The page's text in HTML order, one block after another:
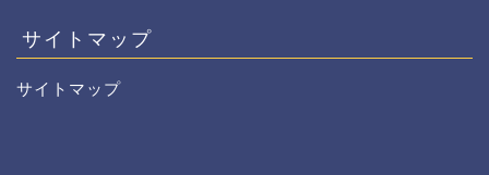
サイトマップ
サイトマップ